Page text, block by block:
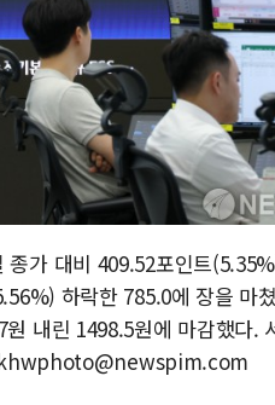
가 대비 409.52포인트
하락한 785.0에 장을 마
내린 1498.5원에 마감했다.
khwphoto@newspim.com